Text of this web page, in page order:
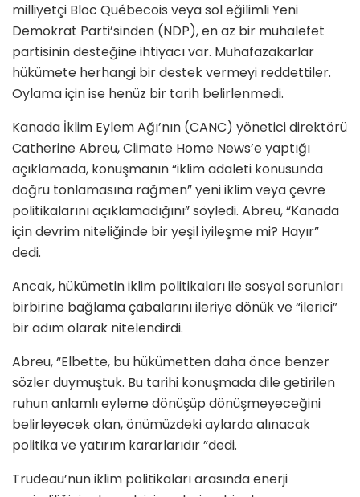
milliyetçi Bloc Québecois veya sol eğilimli Yeni
Demokrat Parti’sinden (NDP), en az bir muhalefet
partisinin desteğine ihtiyacı var. Muhafazakarlar
hükümete herhangi bir destek vermeyi reddettiler.
Oylama için ise henüz bir tarih belirlenmedi.
Kanada İklim Eylem Ağı’nın (CANC) yönetici direktörü
Catherine Abreu, Climate Home News’e yaptığı
açıklamada, konuşmanın “iklim adaleti konusunda
doğru tonlamasına rağmen” yeni iklim veya çevre
politikalarını açıklamadığını” söyledi. Abreu, “Kanada
için devrim niteliğinde bir yeşil iyileşme mi? Hayır”
dedi.
Ancak, hükümetin iklim politikaları ile sosyal sorunları
birbirine bağlama çabalarını ileriye dönük ve “ilerici”
bir adım olarak nitelendirdi.
Abreu, “Elbette, bu hükümetten daha önce benzer
sözler duymuştuk. Bu tarihi konuşmada dile getirilen
ruhun anlamlı eyleme dönüşüp dönüşmeyeceğini
belirleyecek olan, önümüzdeki aylarda alınacak
politika ve yatırım kararlarıdır ”dedi.
Trudeau’nun iklim politikaları arasında enerji